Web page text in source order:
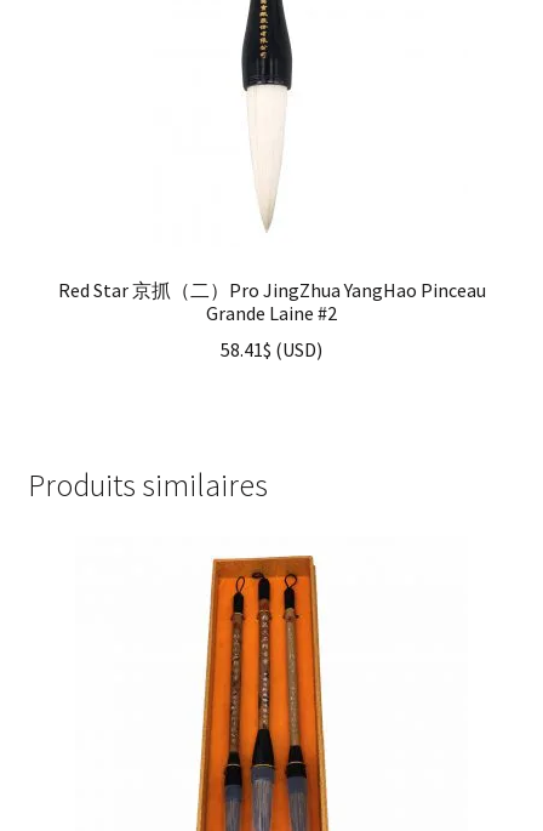
Red Star 京抓（二）Pro JingZhua YangHao Pinceau
Grande Laine #2
58.41$ (USD)
Produits similaires